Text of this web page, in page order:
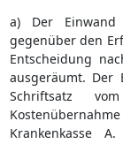
a) Der Einwand
gegenüber den
Entscheidung
ausgeräumt. Der
Schriftsatz
Krankenkasse